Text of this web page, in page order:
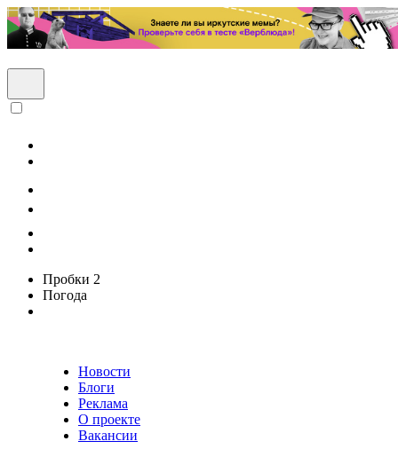
Пробки 2
Погода
Новости
Блоги
Реклама
О проекте
Вакансии